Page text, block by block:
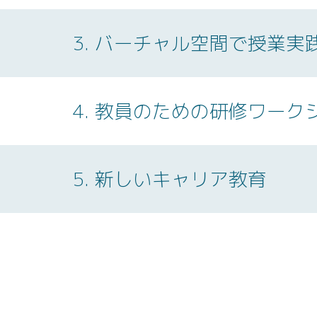
3. バーチャル空間で授業実
4. 教員のための研修ワーク
5. 新しいキャリア教育